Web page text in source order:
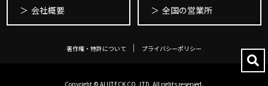
会社概要 全国の営業所
著作権・特許について プライバシーポリシー
Copyright © ALUTECK CO,.LTD, All rights reserved.